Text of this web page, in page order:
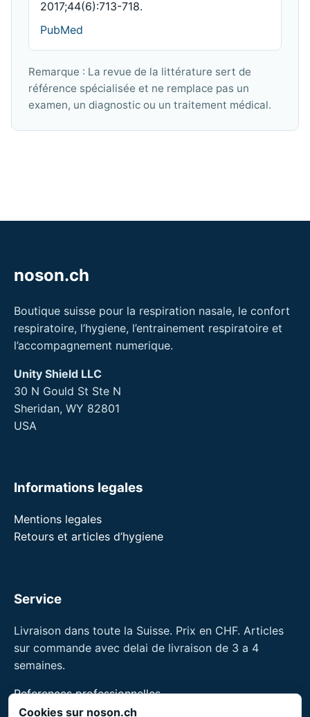
2017;44(6):713-718.
PubMed
Remarque : La revue de la littérature sert de
référence spécialisée et ne remplace pas un
examen, un diagnostic ou un traitement médical.
noson.ch
Boutique suisse pour la respiration nasale, le confort
respiratoire, l’hygiene, l’entrainement respiratoire et
l’accompagnement numerique.
Unity Shield LLC
30 N Gould St Ste N
Sheridan, WY 82801
USA
Informations legales
Mentions legales
Retours et articles d’hygiene
Service
Livraison dans toute la Suisse. Prix en CHF. Articles
sur commande avec delai de livraison de 3 a 4
semaines.
References professionnelles
Formations pour professionnels
Cookies sur noson.ch